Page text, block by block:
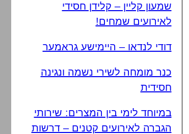
שמעון קליין – קלידן חסידי
לאירועים שמחים!
דודי לנדאו – היימישע גראמער
כנר מומחה לשירי נשמה ונגינה
חסידית
במיוחד לימי בין המצרים: שירותי
הגברה לאירועים קטנים – דרשות